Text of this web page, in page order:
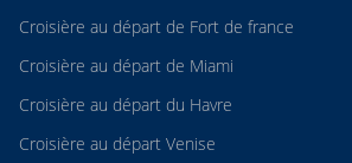
Croisière au départ de Fort de france
Croisière au départ de Miami
Croisière au départ du Havre
Croisière au départ Venise